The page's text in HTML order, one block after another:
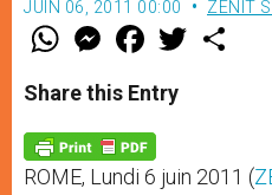
JUIN 06, 2011 00:00 ZENIT
W
t
s
p
p
M
e
s
e
g
e
r
F
a
e
b
o
k
w
Share this Entry
ROME, Lundi 6 juin 2011 (